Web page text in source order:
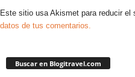
Este sitio usa Akismet para reducir el
datos de tus comentarios.
Buscar en Blogitravel.com